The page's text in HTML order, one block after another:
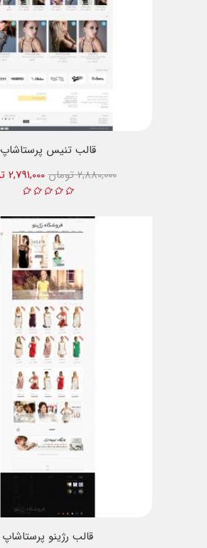
قالب تنیس پرستاشاپ
2,791,000 تومان
2,880,000 تومان
قالب رژینو پرستاشاپ